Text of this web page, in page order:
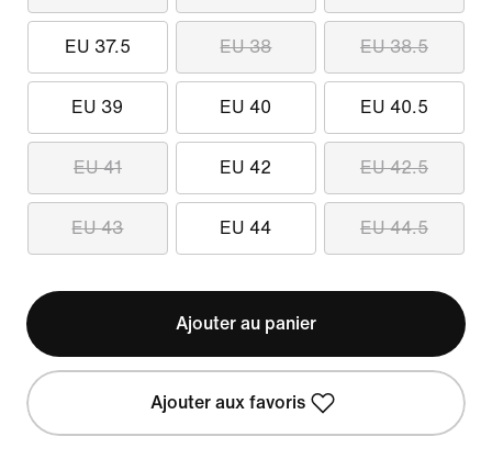
EU 37.5 EU 38 EU 38.5
EU 39 EU 40 EU 40.5
EU 41 EU 42 EU 42.5
EU 43 EU 44 EU 44.5
Ajouter au panier
Ajouter aux favoris